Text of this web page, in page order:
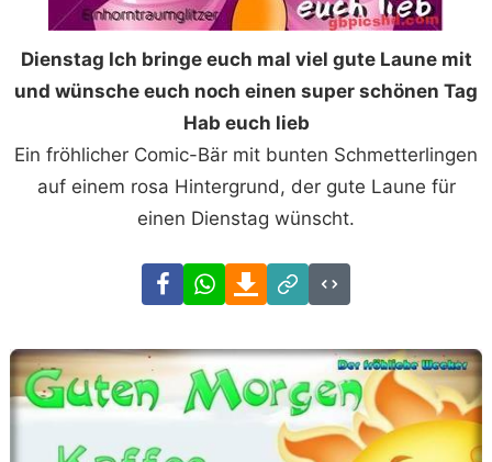
Dienstag Ich bringe euch mal viel gute Laune mit
und wünsche euch noch einen super schönen Tag
Hab euch lieb
Ein fröhlicher Comic-Bär mit bunten Schmetterlingen
auf einem rosa Hintergrund, der gute Laune für
einen Dienstag wünscht.
FacebookWhatsAppDownload
Link
Code